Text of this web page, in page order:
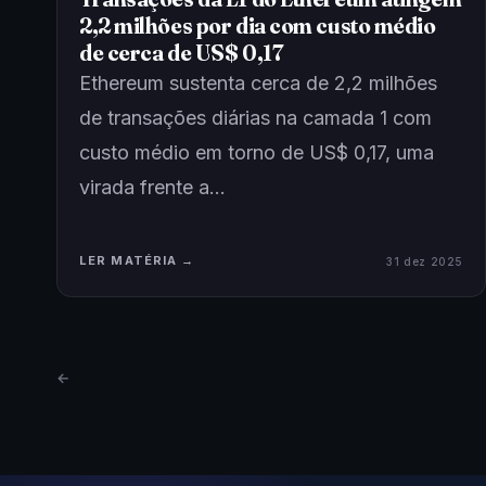
2,2 milhões por dia com custo médio
de cerca de US$ 0,17
Ethereum sustenta cerca de 2,2 milhões
de transações diárias na camada 1 com
custo médio em torno de US$ 0,17, uma
virada frente a…
LER MATÉRIA → 31 dez 2025
←